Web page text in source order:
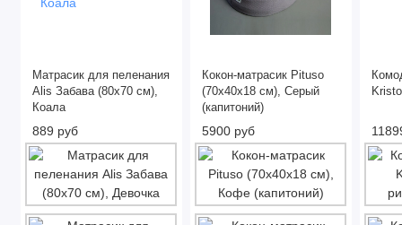
Матрасик для пеленания
Alis Забава (80х70 см),
Коала
889 руб
Кокон-матрасик Pituso
(70x40x18 см), Серый
(капитоний)
5900 руб